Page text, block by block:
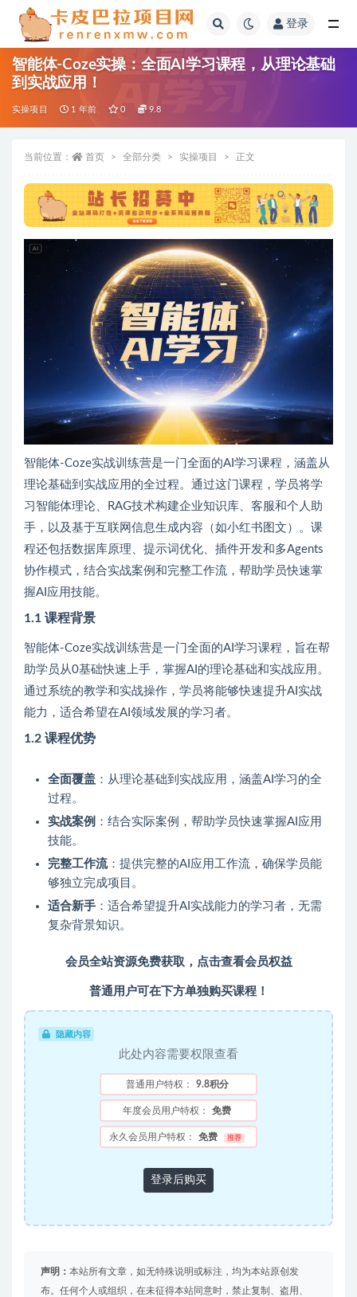
登录
智能体-Coze实操：全面AI学习课程，从理论基础
到实战应用！
实操项目 1 年前 0 9.8
当前位置： 首页 全部分类 实操项目 正文
智能体-Coze实战训练营是一门全面的AI学习课程，涵盖从
理论基础到实战应用的全过程。通过这门课程，学员将学
习智能体理论、RAG技术构建企业知识库、客服和个人助
手，以及基于互联网信息生成内容（如小红书图文）。课
程还包括数据库原理、提示词优化、插件开发和多Agents
协作模式，结合实战案例和完整工作流，帮助学员快速掌
握AI应用技能。
1.1 课程背景
智能体-Coze实战训练营是一门全面的AI学习课程，旨在帮
助学员从0基础快速上手，掌握AI的理论基础和实战应用。
通过系统的教学和实战操作，学员将能够快速提升AI实战
能力，适合希望在AI领域发展的学习者。
1.2 课程优势
全面覆盖 ：从理论基础到实战应用，涵盖AI学习的全
过程。
实战案例 ：结合实际案例，帮助学员快速掌握AI应用
技能。
完整工作流：提供完整的AI应用工作流，确保学员能
够独立完成项目。
适合新手 ：适合希望提升AI实战能力的学习者，无需
复杂背景知识。
会员全站资源免费获取，点击查看会员权益
普通用户可在下方单独购买课程！
隐藏内容
此处内容需要权限查看
普通用户特权： 9.8积分
年度会员用户特权： 免费
永久会员用户特权： 免费 推荐
登录后购买
声明： 本站所有文章，如无特殊说明或标注，均为本站原创发
布。任何个人或组织，在未征得本站同意时，禁止复制、盗用、
全部